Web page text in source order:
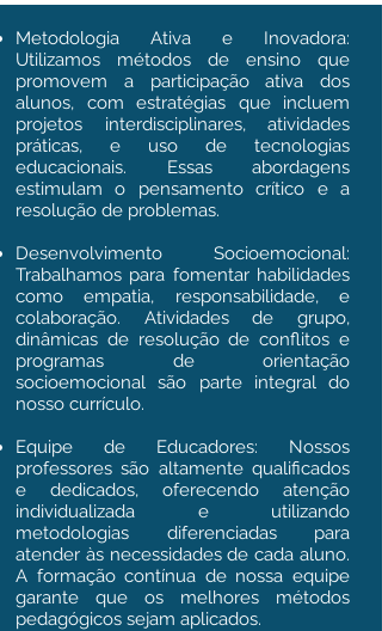
Metodologia Ativa e Inovadora:
Utilizamos métodos de ensino que
promovem a participação ativa dos
alunos, com estratégias que incluem
projetos interdisciplinares, atividades
práticas, e uso de tecnologias
educacionais. Essas abordagens
estimulam o pensamento crítico e a
resolução de problemas.
Desenvolvimento Socioemocional:
Trabalhamos para fomentar habilidades
como empatia, responsabilidade, e
colaboração. Atividades de grupo,
dinâmicas de resolução de conflitos e
programas de orientação
socioemocional são parte integral do
nosso currículo.
Equipe de Educadores: Nossos
professores são altamente qualificados
e dedicados, oferecendo atenção
individualizada e utilizando
metodologias diferenciadas para
atender às necessidades de cada aluno.
A formação contínua de nossa equipe
garante que os melhores métodos
pedagógicos sejam aplicados.